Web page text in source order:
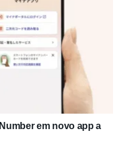
em novo app a